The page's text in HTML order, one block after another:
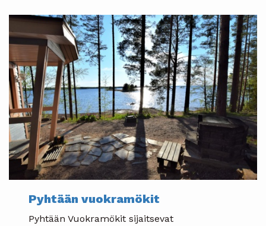
Pyhtään vuokramökit
Pyhtään Vuokramökit sijaitsevat